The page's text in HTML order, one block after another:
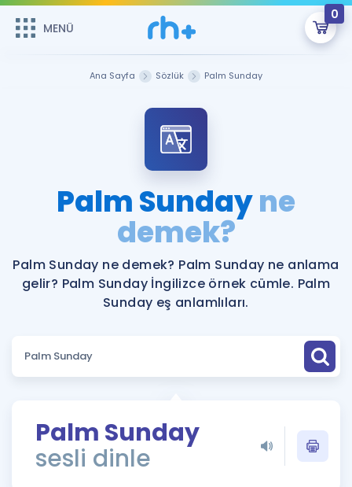
MENÜ
0
Şifremi Hatırlamıyorum
Sepetin Şu An Boş.
Remzi Hoca ile seni sınava hazırlayacak onlarca eğitim seni
bekliyor!
MENÜ
Katılımcı Görüşleri
Faydalı Araçlar
Ücretsiz Kaynaklar
Puan Hesaplama
ÖSYM Sınav Takvimi
Kampanyalar
İngilizce Gramer
Ana Sayfa Sözlük Palm Sunday
Palm Sundayne
demek?
Palm Sunday ne demek? Palm Sunday ne anlama
gelir? Palm Sunday İngilizce örnek cümle. Palm
Sunday eş anlamlıları.
Palm Sunday
sesli dinle